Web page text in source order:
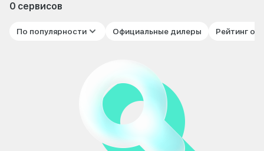
0 сервисов
По популярности Официальные дилеры Рейтинг